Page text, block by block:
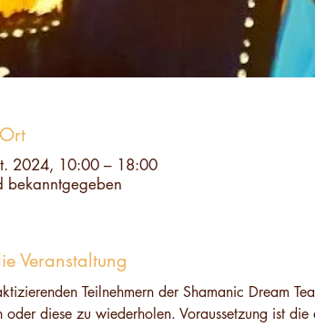
2024, 10:00 – 18:00
bekanntgegeben
Veranstaltung
Teilnehmern der Shamanic Dream
oder diese zu wiederholen. Voraussetzung ist die